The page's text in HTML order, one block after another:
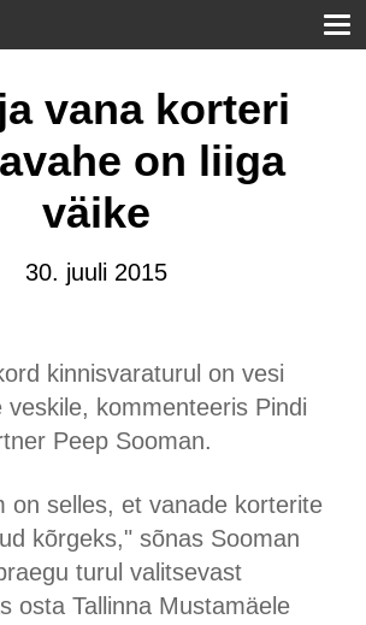
vana korteri
on liiga
väike
30. juuli 2015
kinnisvaraturul on vesi
veskile, kommenteeris Pindi
Peep Sooman.
on selles, et vanade korterite
kõrgeks," sõnas Sooman
turul valitsevast
osta Tallinna Mustamäele